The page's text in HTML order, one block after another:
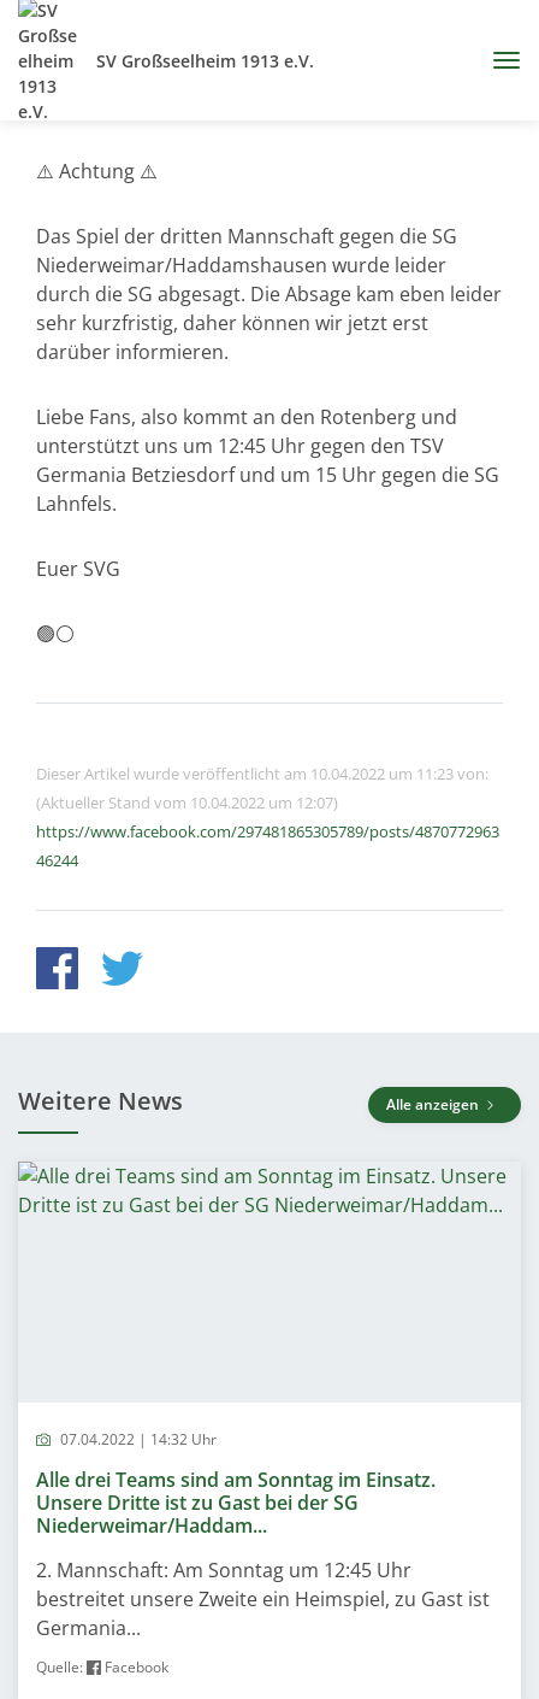
SV Großseelheim 1913 e.V.
⚠️ Achtung ⚠️
Das Spiel der dritten Mannschaft gegen die SG
Niederweimar/Haddamshausen wurde leider
durch die SG abgesagt. Die Absage kam eben leider
sehr kurzfristig, daher können wir jetzt erst
darüber informieren.
Liebe Fans, also kommt an den Rotenberg und
unterstützt uns um 12:45 Uhr gegen den TSV
Germania Betziesdorf und um 15 Uhr gegen die SG
Lahnfels.
Euer SVG
🟢⚪️
Dieser Artikel wurde veröffentlicht am 10.04.2022 um 11:23 von:
(Aktueller Stand vom 10.04.2022 um 12:07)
https://www.facebook.com/297481865305789/posts/4870772963
46244
Weitere News Alle anzeigen
07.04.2022 | 14:32 Uhr
Alle drei Teams sind am Sonntag im Einsatz.
Unsere Dritte ist zu Gast bei der SG
Niederweimar/Haddam...
2. Mannschaft: Am Sonntag um 12:45 Uhr
bestreitet unsere Zweite ein Heimspiel, zu Gast ist
Germania...
Quelle: Facebook